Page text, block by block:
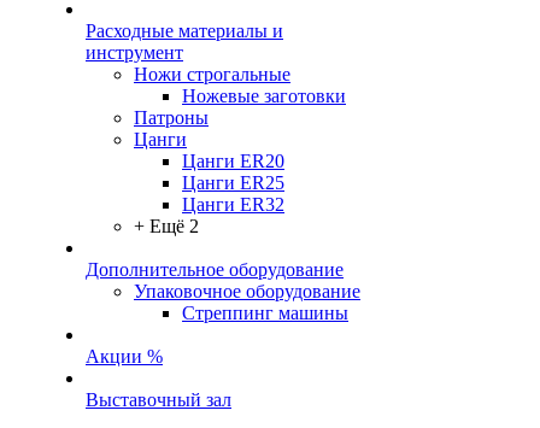
Расходные материалы и
инструмент
Ножи строгальные
Ножевые заготовки
Патроны
Цанги
Цанги ER20
Цанги ER25
Цанги ER32
+ Ещё 2
Дополнительное оборудование
Упаковочное оборудование
Стреппинг машины
Акции %
Выставочный зал